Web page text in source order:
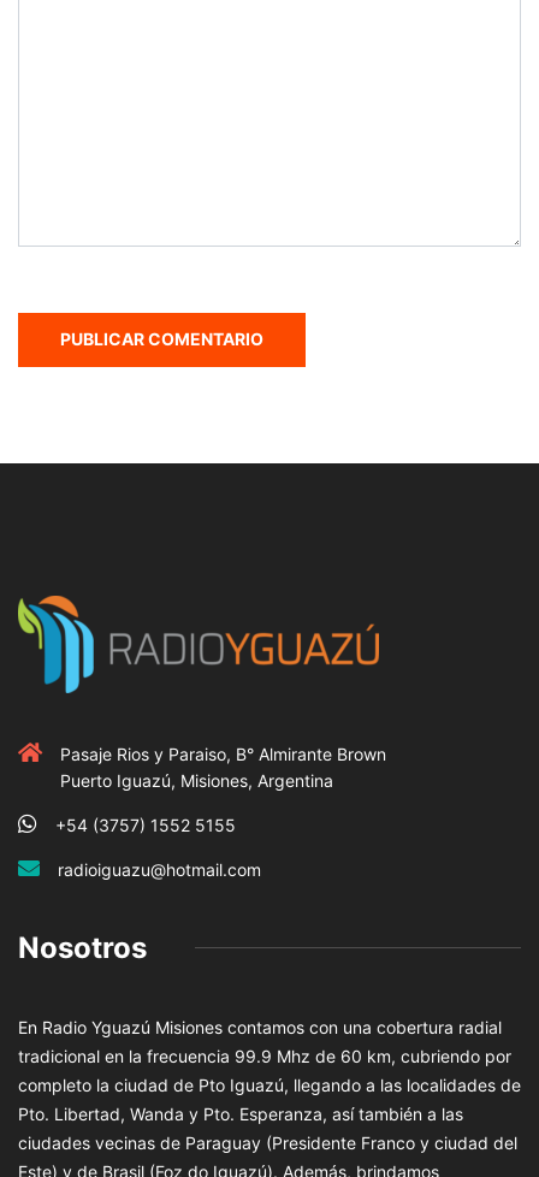
Pasaje Rios y Paraiso, B° Almirante Brown
Puerto Iguazú, Misiones, Argentina
+54 (3757) 1552 5155
radioiguazu@hotmail.com
Nosotros
En Radio Yguazú Misiones contamos con una cobertura radial
tradicional en la frecuencia 99.9 Mhz de 60 km, cubriendo por
completo la ciudad de Pto Iguazú, llegando a las localidades de
Pto. Libertad, Wanda y Pto. Esperanza, así también a las
ciudades vecinas de Paraguay (Presidente Franco y ciudad del
Este) y de Brasil (Foz do Iguazú). Además, brindamos